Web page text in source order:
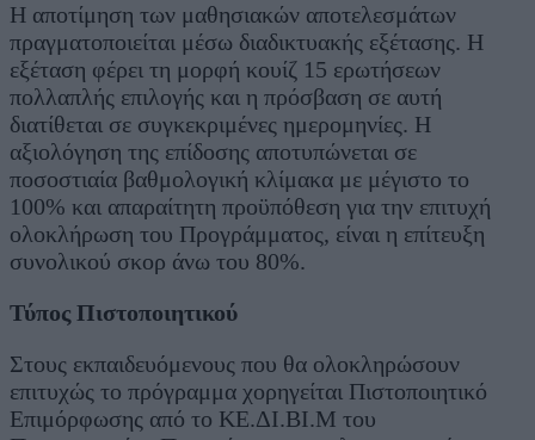
Η αποτίμηση των μαθησιακών αποτελεσμάτων
πραγματοποιείται μέσω διαδικτυακής εξέτασης. Η
εξέταση φέρει τη μορφή κουίζ 15 ερωτήσεων
πολλαπλής επιλογής και η πρόσβαση σε αυτή
διατίθεται σε συγκεκριμένες ημερομηνίες. Η
αξιολόγηση της επίδοσης αποτυπώνεται σε
ποσοστιαία βαθμολογική κλίμακα με μέγιστο το
100% και απαραίτητη προϋπόθεση για την επιτυχή
ολοκλήρωση του Προγράμματος, είναι η επίτευξη
συνολικού σκορ άνω του 80%.
Τύπος Πιστοποιητικού
Στους εκπαιδευόμενους που θα ολοκληρώσουν
επιτυχώς το πρόγραμμα χορηγείται Πιστοποιητικό
Επιμόρφωσης από το ΚΕ.ΔΙ.ΒΙ.Μ του